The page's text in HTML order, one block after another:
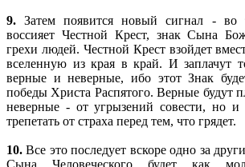
9. Затем появится новый сигнал - во
воссияет Честной Крест, знак Сына
грехи людей. Честной Крест взойдет
вселенную из края в край. И заплачут
верные и неверные, ибо этот Знак
победы Христа Распятого. Верные будут
неверные - от угрызений совести, но и
трепетать от страха перед тем, что грядет.
10. Все это последует вскоре одно за